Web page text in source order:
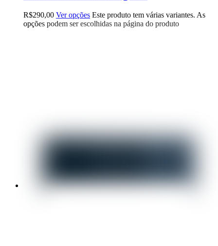
R$290,00 Ver opções Este produto tem várias variantes. As
opções podem ser escolhidas na página do produto